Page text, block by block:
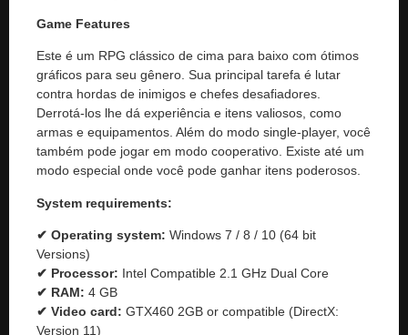
Game Features
Este é um RPG clássico de cima para baixo com ótimos
gráficos para seu gênero. Sua principal tarefa é lutar
contra hordas de inimigos e chefes desafiadores.
Derrotá-los lhe dá experiência e itens valiosos, como
armas e equipamentos. Além do modo single-player, você
também pode jogar em modo cooperativo. Existe até um
modo especial onde você pode ganhar itens poderosos.
System requirements:
✔ Operating system: Windows 7 / 8 / 10 (64 bit
Versions)
✔ Processor: Intel Compatible 2.1 GHz Dual Core
✔ RAM: 4 GB
✔ Video card: GTX460 2GB or compatible (DirectX:
Version 11)